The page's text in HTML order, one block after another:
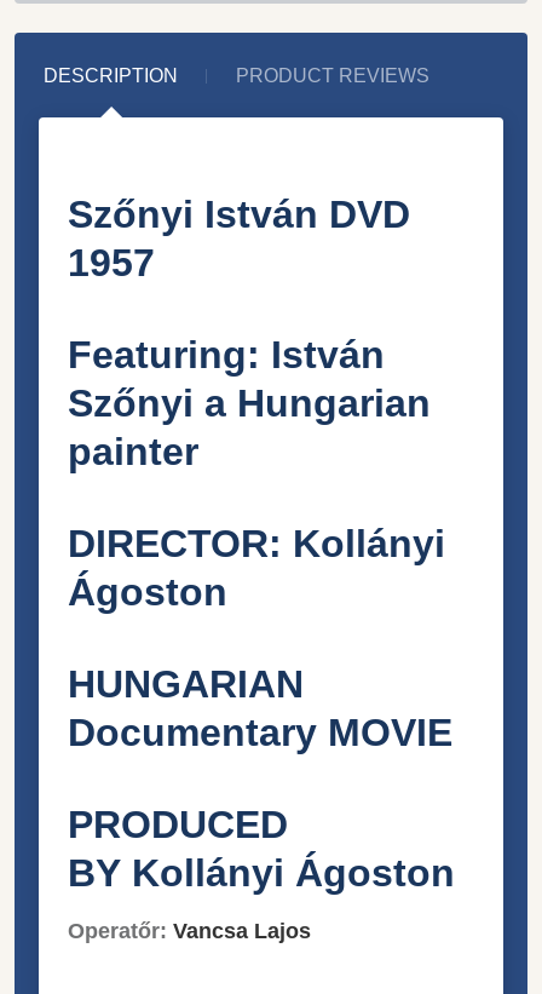
DESCRIPTION PRODUCT REVIEWS
Szőnyi István DVD
1957
Featuring: István
Szőnyi a Hungarian
painter
DIRECTOR: Kollányi
Ágoston
HUNGARIAN
Documentary MOVIE
PRODUCED
BY Kollányi Ágoston
Operatőr: Vancsa Lajos